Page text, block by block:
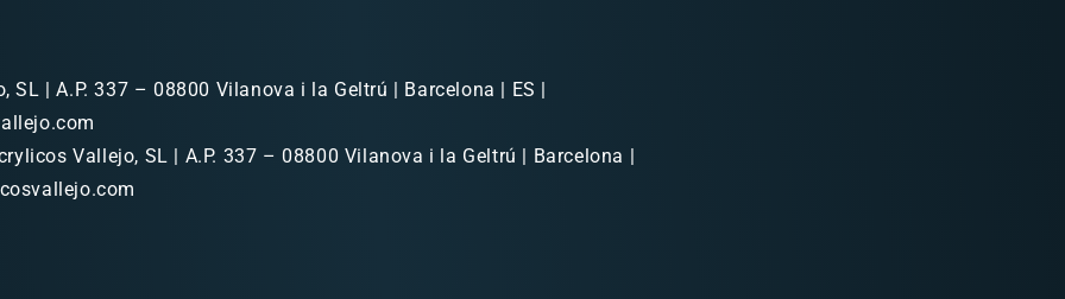
SL | A.P. 337 – 08800 Vilanova i la Geltrú | Barcelona | ES |
Vallejo, SL | A.P. 337 – 08800 Vilanova i la Geltrú | Barcelona |